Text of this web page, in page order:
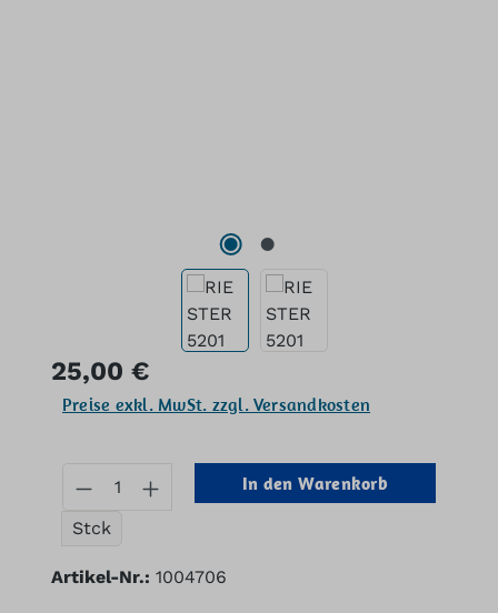
Regulärer Preis:
25,00 €
Preise exkl. MwSt. zzgl. Versandkosten
Produkt Anzahl: Gib den
Stck
In den Warenkorb
Artikel-Nr.: 1004706